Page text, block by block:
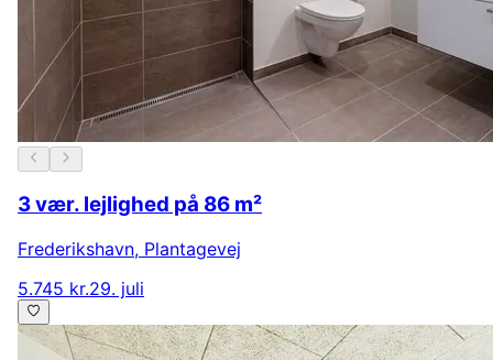
3 vær. lejlighed på 86 m²
Frederikshavn, Plantagevej
5.745 kr.29. juli